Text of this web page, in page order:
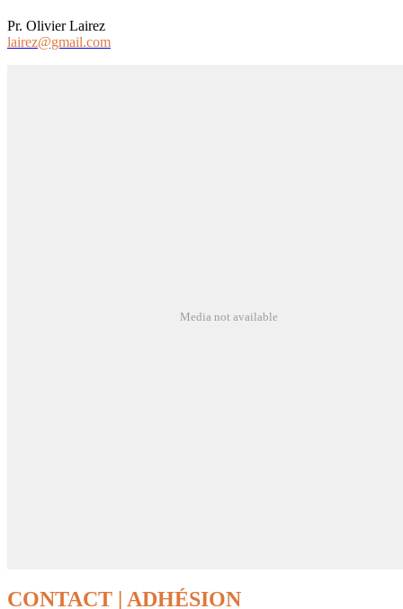
Pr. Olivier Lairez
lairez@gmail.com
Media not available
CONTACT | ADHÉSION